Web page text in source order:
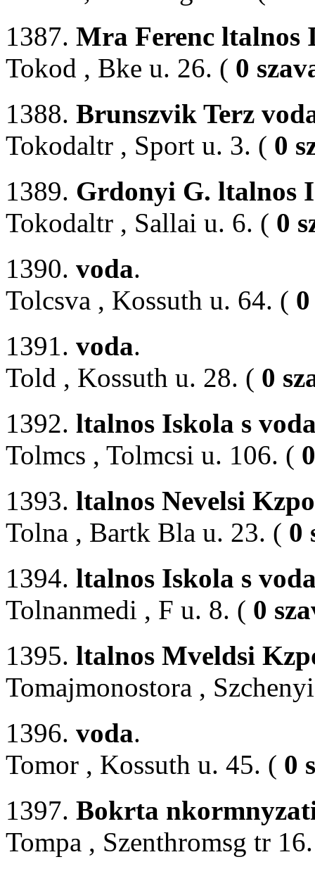
1387. Mra Ferenc ltalnos
Tokod , Bke u. 26. ( 0
1388. Brunszvik Terz
Tokodaltr , Sport u. 3. ( 0
1389. Grdonyi G. ltalnos
Tokodaltr , Sallai u. 6. ( 0
1390. voda.
Tolcsva , Kossuth u. 64. (
1391. voda.
Told , Kossuth u. 28. ( 0
1392. ltalnos Iskola s
Tolmcs , Tolmcsi u. 106. (
1393. ltalnos Nevelsi
Tolna , Bartk Bla u. 23. ( 0
1394. ltalnos Iskola s
Tolnanmedi , F u. 8. ( 0
1395. ltalnos Mveldsi
Tomajmonostora ,
1396. voda.
Tomor , Kossuth u. 45. ( 0
1397. Bokrta
Tompa , Szenthromsg tr